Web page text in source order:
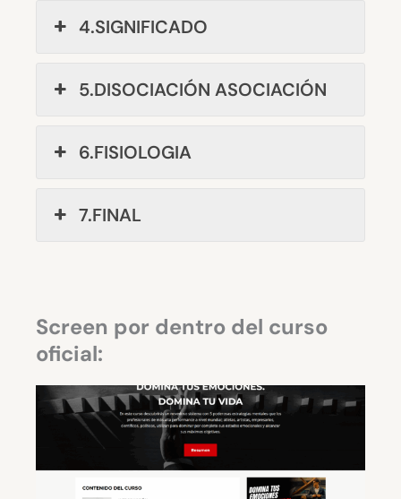
4.SIGNIFICADO
5.DISOCIACIÓN ASOCIACIÓN
6.FISIOLOGIA
7.FINAL
Screen por dentro del curso
oficial: